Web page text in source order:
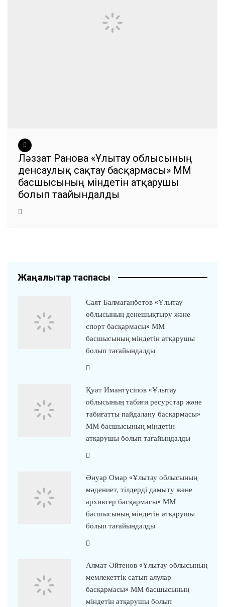
Ләззат Ранова «Ұлытау облысының
денсаулық сақтау басқармасы» ММ
басшысының міндетін атқарушы
болып тағайындалды
Жаңалықтар таспасы
Саят Балмағанбетов «Ұлытау
облысының денешықтыру және
спорт басқармасы» ММ
басшысының міндетін атқарушы
болып тағайындалды
Қуат Имантүсіпов «Ұлытау
облысының табиғи ресурстар және
табиғатты пайдалану басқармасы»
ММ басшысының міндетін
атқарушы болып тағайындалды
Әнуар Омар «Ұлытау облысының
мәдениет, тілдерді дамыту және
архивтер басқармасы» ММ
басшысының міндетін атқарушы
болып тағайындалды
Алмат Әйтенов «Ұлытау облысының
мемлекеттік сатып алулар
басқармасы» ММ басшысының
міндетін атқарушы болып